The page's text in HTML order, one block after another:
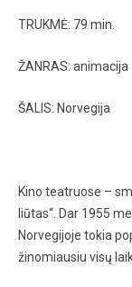
TRUKMĖ: 79 min.
ŽANRAS: animacija
ŠALIS: Norvegija
Kino teatruose –
liūtas“. Dar 1955
Norvegijoje tokia
žinomiausiu visų